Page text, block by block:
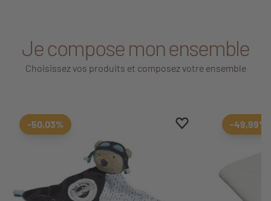
Je compose mon ensemble
Choisissez vos produits et composez votre ensemble
Ajouter aux favoris
Supprimer des
-50,03% -49,99%